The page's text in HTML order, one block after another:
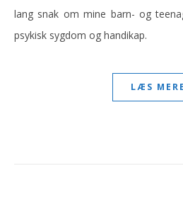
lang snak om mine barn- og
psykisk sygdom og handikap.
LÆS MERE